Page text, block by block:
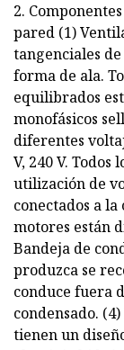
2.
pared (1)
tangenciales
forma de ala.
equilibrados
monofásicos
diferentes
V, 240 V.
utilización de
conectados a
motores están
Bandeja de
produzca se
conduce fuera
condensado.
tienen un